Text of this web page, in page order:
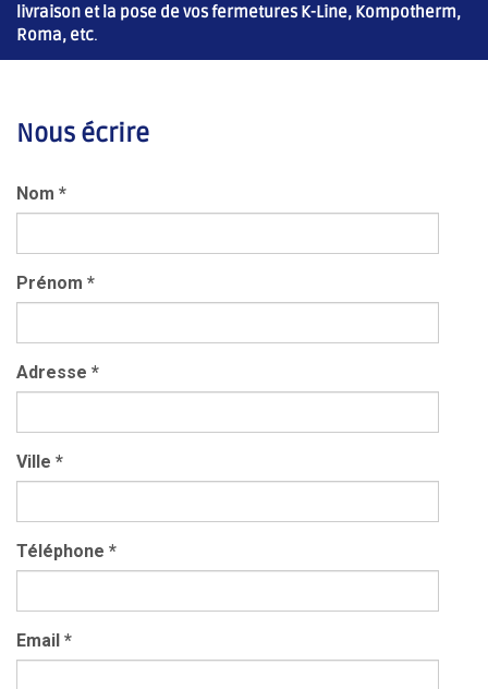
livraison et la pose de vos fermetures K-Line, Kompotherm,
Roma, etc.
Nous écrire
Nom *
Prénom *
Adresse *
Ville *
Téléphone *
Email *